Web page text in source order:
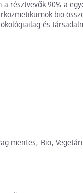
résztvevők 90%-a
bio
és
mentes, Bio,